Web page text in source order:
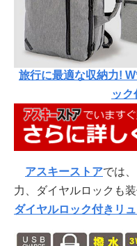
旅行に最適な収納力!
ック
アスキーストアでは
力、ダイヤルロックも装
ダイヤルロック付きリ